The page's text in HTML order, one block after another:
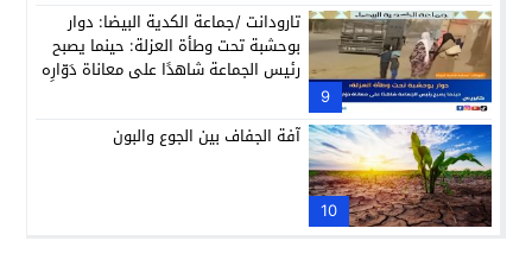
القضائي”. ( البلاغ)
9
تارودانت /جماعة الكدية البيضا: دوار
بوحشبة تحت وطأة العزلة: حينما يصبح
رئيس الجماعة شاهدًا على معاناة دَوّارِه
10
آفة الجفاف بين الجوع والبون